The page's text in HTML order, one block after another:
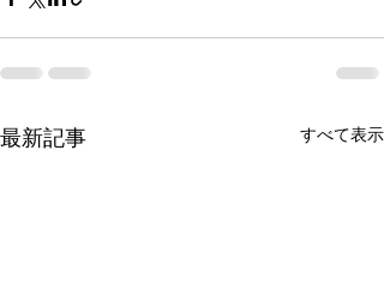
最新記事 すべて表示